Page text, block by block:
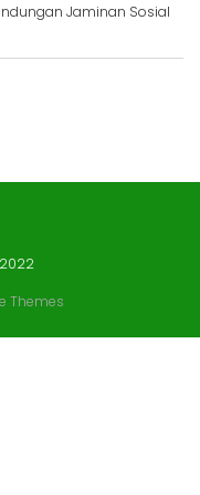
Jaminan Sosial
Themes